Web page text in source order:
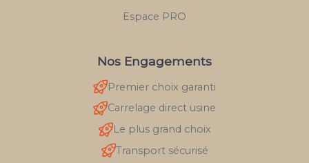
Espace PRO
Nos Engagements
Premier choix garanti
Carrelage direct usine
Le plus grand choix
Transport sécurisé